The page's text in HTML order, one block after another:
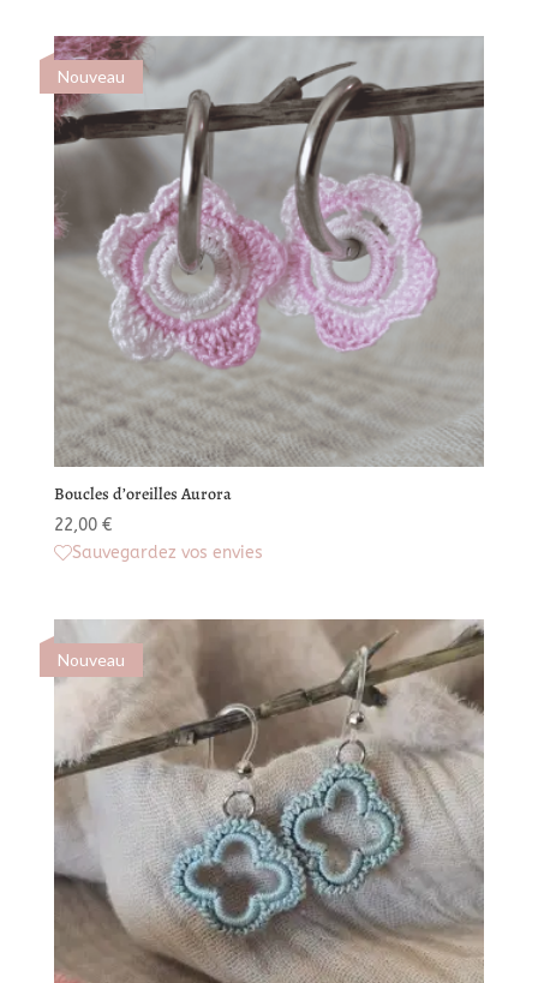
Nouveau
Boucles d’oreilles Aurora
22,00 €
Sauvegardez vos envies
Nouveau